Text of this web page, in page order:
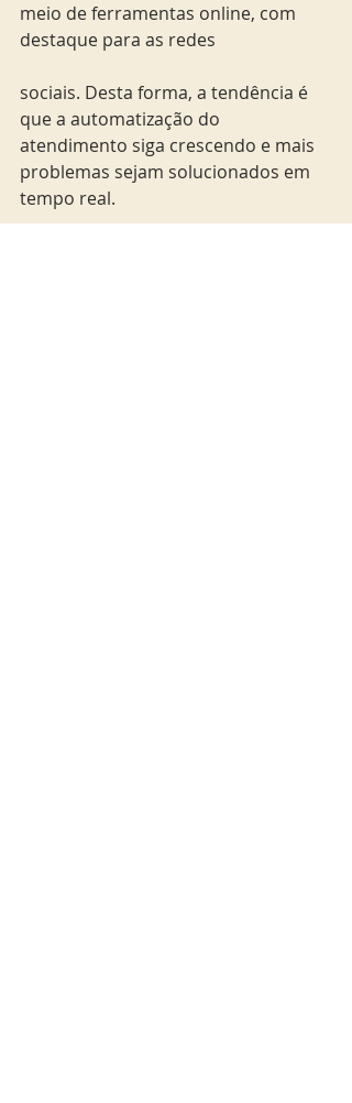
meio de ferramentas online, com
destaque para as redes
sociais. Desta forma, a tendência é
que a automatização do
atendimento siga crescendo e mais
problemas sejam solucionados em
tempo real.